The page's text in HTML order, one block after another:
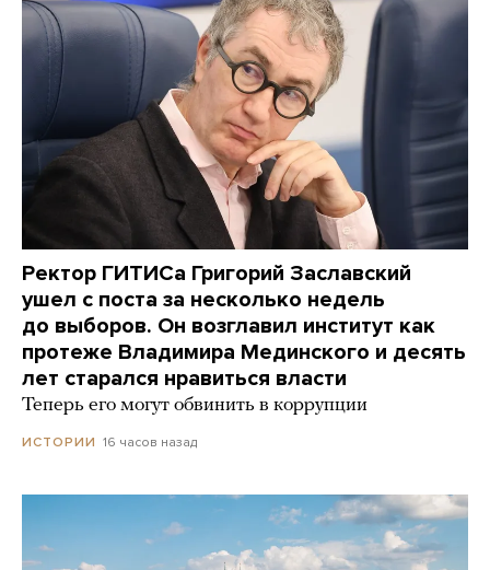
Ректор ГИТИСа Григорий Заславский
ушел с поста за несколько недель
до выборов. Он возглавил институт как
протеже Владимира Мединского и десять
лет старался нравиться власти
Теперь его могут обвинить в коррупции
ИСТОРИИ 16 часов назад